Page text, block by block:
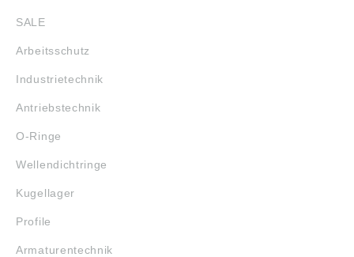
SALE
Arbeitsschutz
Industrietechnik
Antriebstechnik
O-Ringe
Wellendichtringe
Kugellager
Profile
Armaturentechnik